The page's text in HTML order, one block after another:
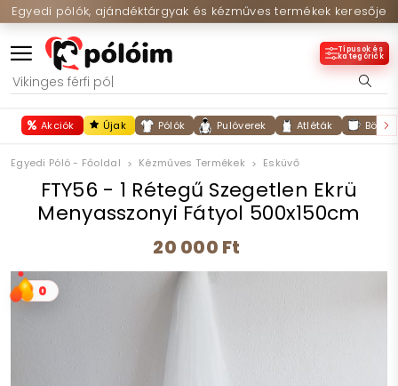
Egyedi pólók, ajándéktárgyak és kézműves termékek keresője
Típusok és
kategóriák
Akciók Újak Pólók Pulóverek Atléták
Egyedi Póló - Főoldal Kézműves Termékek Esküvő
FTY56 - 1 Rétegű Szegetlen Ekrü
Menyasszonyi Fátyol 500x150cm
20 000 Ft
0